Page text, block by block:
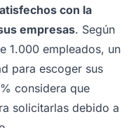
con la
empresas. Según
1.000 empleados, un
para escoger sus
considera que
solicitarlas debido a